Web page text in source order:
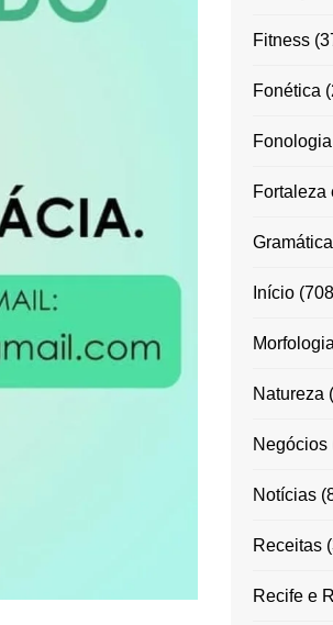
Fitness
Fonética
Fonologia
Fortaleza
Gramática
Início
Morfologia
Natureza
Negócios
Notícias
Receitas
Recife e